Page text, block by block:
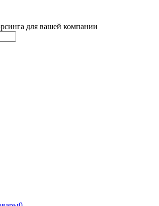
для вашей компании